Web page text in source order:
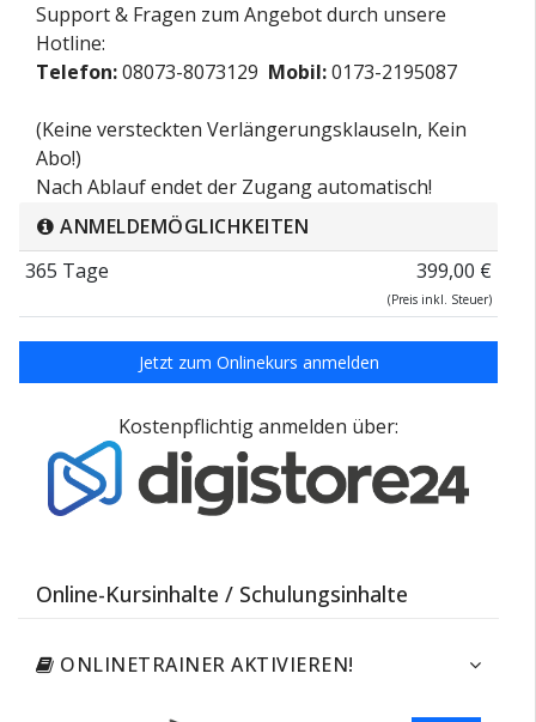
Support & Fragen zum Angebot durch unsere
Hotline:
Telefon:08073-8073129 Mobil:0173-2195087
(Keine versteckten Verlängerungsklauseln, Kein
Abo!)
Nach Ablauf endet der Zugang automatisch!
ANMELDEMÖGLICHKEITEN
365 Tage
399,00 €
(Preis inkl. Steuer)
Jetzt zum Onlinekurs anmelden
Kostenpflichtig anmelden über:
Online-Kursinhalte / Schulungsinhalte
ONLINETRAINER AKTIVIEREN!